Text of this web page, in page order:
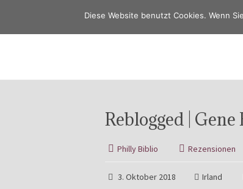
Reblogged |
Philly Biblio Rezensionen
3. Oktober 2018 Irland
Diese Website benutzt Cookies. Wenn